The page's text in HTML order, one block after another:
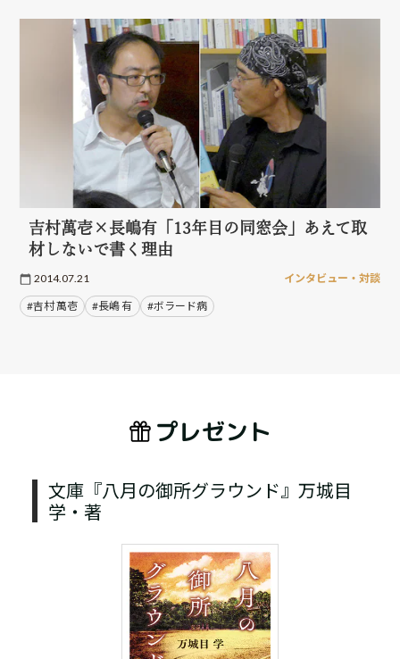
吉村萬壱×長嶋有「13年目の同窓会」あえて取
材しないで書く理由
2014.07.21 インタビュー・対談
#吉村 萬壱 #長嶋 有 #ボラード病
プレゼント
文庫『八月の御所グラウンド』万城目
学・著